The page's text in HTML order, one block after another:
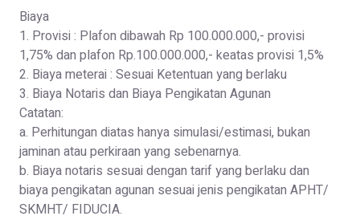
Biaya
1. Provisi : Plafon dibawah Rp 100.000.000,- provisi
1,75% dan plafon Rp.100.000.000,- keatas provisi 1,5%
2. Biaya meterai : Sesuai Ketentuan yang berlaku
3. Biaya Notaris dan Biaya Pengikatan Agunan
Catatan:
a. Perhitungan diatas hanya simulasi/estimasi, bukan
jaminan atau perkiraan yang sebenarnya.
b. Biaya notaris sesuai dengan tarif yang berlaku dan
biaya pengikatan agunan sesuai jenis pengikatan APHT/
SKMHT/ FIDUCIA.